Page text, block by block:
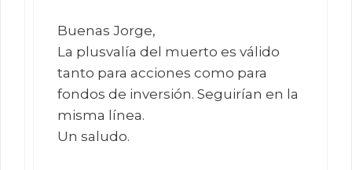
Buenas Jorge,
La plusvalía del muerto es válido
tanto para acciones como para
fondos de inversión. Seguirían en la
misma línea.
Un saludo.